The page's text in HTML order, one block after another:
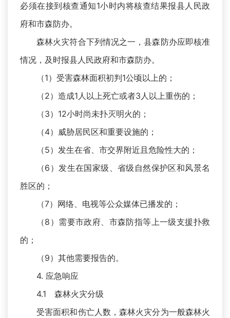
必须在接到核查通知1小时内将核查结果报县人民政
府和市森防办。
森林火灾符合下列情况之一，县森防办应即核准
情况，及时报县人民政府和市森防办。
（1）受害森林面积初判1公顷以上的；
（2）造成1人以上死亡或者3人以上重伤的；
（3）12小时尚未扑灭明火的；
（4）威胁居民区和重要设施的；
（5）发生在省、市交界附近且危险性大的；
（6）发生在国家级、省级自然保护区和风景名
胜区的；
（7）网络、电视等公众媒体已播发的；
（8）需要市政府、市森防指等上一级支援扑救
的；
（9）其他需要报告的。
4. 应急响应
4.1 森林火灾分级
受害面积和伤亡人数，森林火灾分为一般森林火